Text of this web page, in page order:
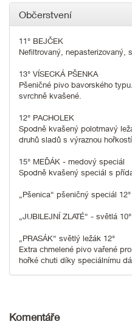
Občerstvení
11° BEJČEK
Nefiltrovaný, nepasterizovaný,
13° VÍSECKÁ PŠENKA
Pšeničné pivo bavorského
svrchně kvašené.
12° PACHOLEK
Spodně kvašený polotmavý
druhů sladů s výraznou
15° MEĎÁK - medový speciál
Spodně kvašený speciál s
„Pšenica“ pšeničný speciál 12°
„JUBILEJNÍ ZLATÉ“ - světlá 10°
„PRASÁK“ světlý ležák 12°
Extra chmelené pivo vařené
hořké chuti díky speciálnímu
Komentáře